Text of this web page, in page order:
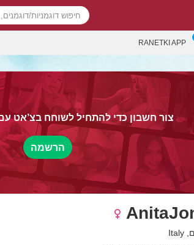
RANETKI APP
צור חשבון כדי להתחיל לשוחח בצ’אט
הרשמה